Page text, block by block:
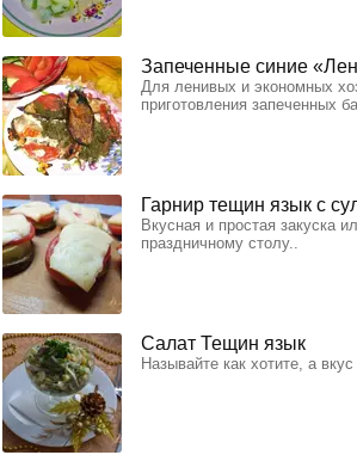
Запеченные синие
Для ленивых и экономных
приготовления запеченных
Гарнир тещин язык с
Вкусная и простая закуска
праздничному столу..
Салат Тещин язык
Называйте как хотите, а